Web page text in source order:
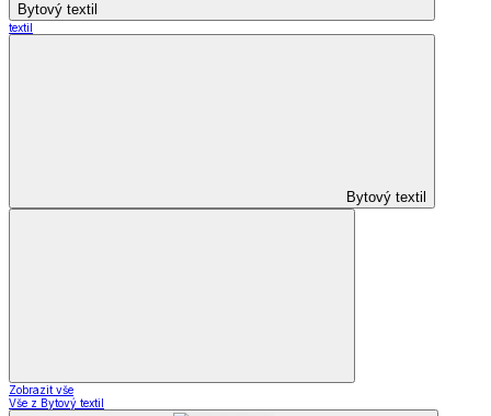
Bytový textil
textil
Bytový textil
Zobrazit vše
Vše z Bytový textil